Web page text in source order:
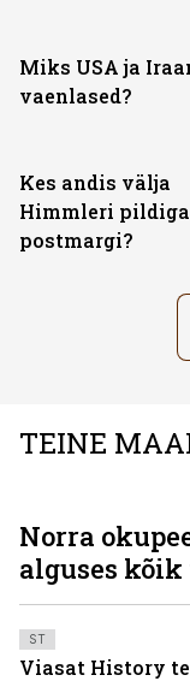
Miks USA ja
vaenlased?
Kes andis välja
Himmleri pildiga
postmargi?
TEINE
Norra
alguses
ST
Viasat History